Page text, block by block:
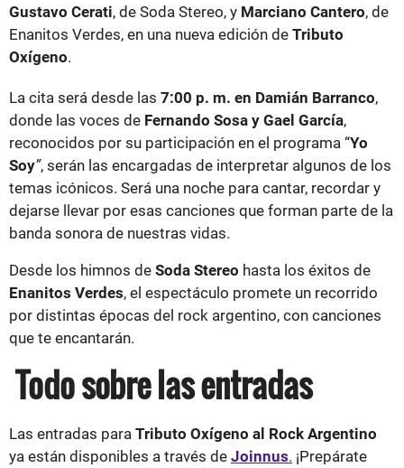
Gustavo Cerati, de Soda Stereo, y Marciano Cantero, de
Enanitos Verdes, en una nueva edición de Tributo
Oxígeno.
La cita será desde las 7:00 p. m. en Damián Barranco,
donde las voces de Fernando Sosa y Gael García,
reconocidos por su participación en el programa “Yo
Soy”, serán las encargadas de interpretar algunos de los
temas icónicos. Será una noche para cantar, recordar y
dejarse llevar por esas canciones que forman parte de la
banda sonora de nuestras vidas.
Desde los himnos de Soda Stereo hasta los éxitos de
Enanitos Verdes, el espectáculo promete un recorrido
por distintas épocas del rock argentino, con canciones
que te encantarán.
Todo sobre las entradas
Las entradas para Tributo Oxígeno al Rock Argentino
ya están disponibles a través de Joinnus. ¡Prepárate